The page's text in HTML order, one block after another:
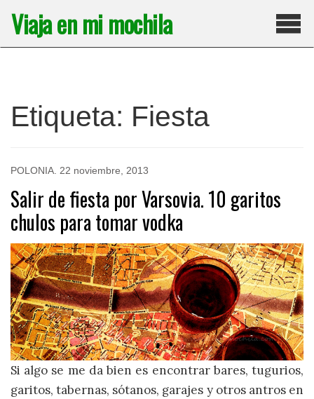
contenido
Viaja en mi mochila
Etiqueta: Fiesta
POLONIA 22 noviembre, 2013
Salir de fiesta por Varsovia. 10 garitos
chulos para tomar vodka
Si algo se me da bien es encontrar bares, tugurios,
garitos, tabernas, sótanos, garajes y otros antros en